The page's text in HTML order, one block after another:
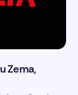
Zema,